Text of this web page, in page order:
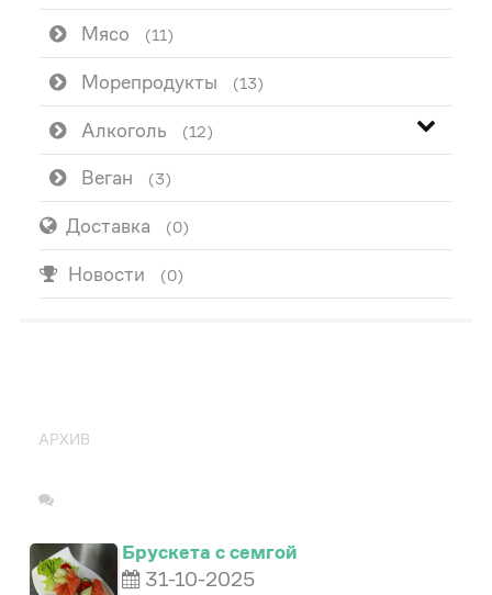
Мясо (11)
Морепродукты (13)
Алкоголь (12)
Веган (3)
Доставка (0)
Новости (0)
АРХИВ
Брускета с семгой
31-10-2025